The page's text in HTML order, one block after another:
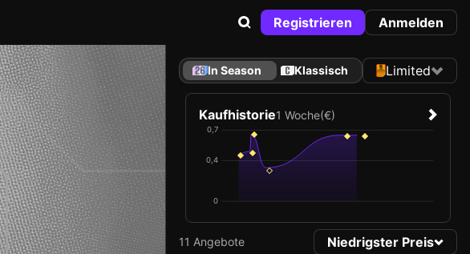
Registrieren Anmelden
In Season Klassisch Limited
Kaufhistorie1 Woche(€)
0
0,4
0,7
11 Angebote Niedrigster Preis